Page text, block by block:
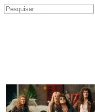
Pesquisar
por: